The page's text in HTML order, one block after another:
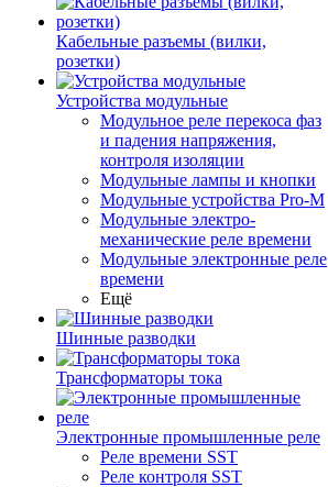
Кабельные разъемы (вилки,
розетки)
Устройства модульные
Модульное реле перекоса фаз
и падения напряжения,
контроля изоляции
Модульные лампы и кнопки
Модульные устройства Pro-M
Модульные электро-
механические реле времени
Модульные электронные реле
времени
Ещё
Шинные разводки
Трансформаторы тока
Электронные промышленные реле
Реле времени SST
Реле контроля SST